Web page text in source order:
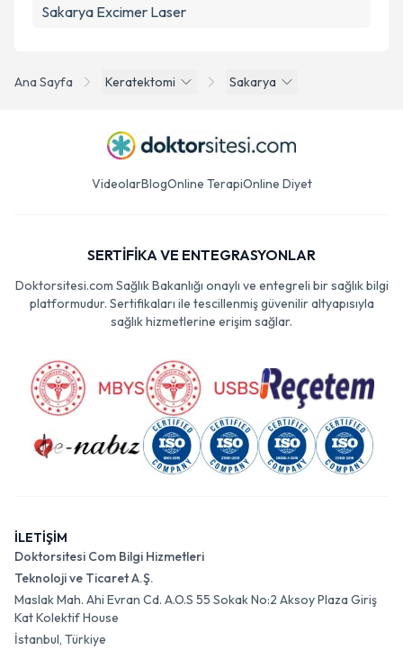
Ana Sayfa Keratektomi Sakarya
Sakarya Excimer Laser
VideolarBlogOnline TerapiOnline Diyet
SERTİFİKA VE ENTEGRASYONLAR
Doktorsitesi.com Sağlık Bakanlığı onaylı ve entegreli bir sağlık bilgi
platformudur. Sertifikaları ile tescillenmiş güvenilir altyapısıyla
sağlık hizmetlerine erişim sağlar.
İLETİŞİM
Doktorsitesi Com Bilgi Hizmetleri
Teknoloji ve Ticaret A.Ş.
Maslak Mah. Ahi Evran Cd. A.O.S 55 Sokak No:2 Aksoy Plaza Giriş
Kat Kolektif House
İstanbul, Türkiye